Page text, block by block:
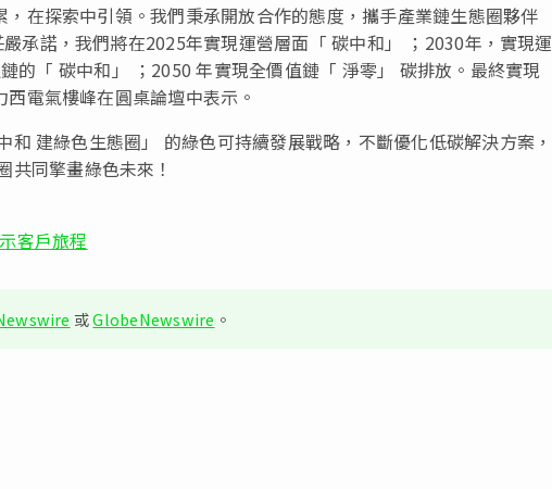
在探索中引領。我們秉承開放合作的態度，攜手產業鏈生態圈夥伴
承諾，我們將在2025年實現運營層面 「 碳中和 」
；2030年，實現運
的 「 碳中和 」 ；2050 年實現全價值鏈 「 淨零」
碳排放。最終實現
西電氣樓峰在圓桌論壇中表示。
和 建綠色生態圈 」
的綠色可持續發展戰略，不斷優化低碳解決方案，
共同擎畫綠色未來！
客戶旅程
或GlobeNewswire 。